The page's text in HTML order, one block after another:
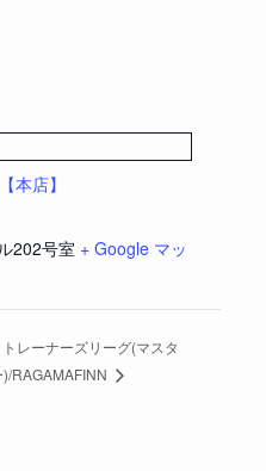
本店】
202号室 + Google マッ
トレーナーズリーグ(マスタ
)/RAGAMAFINN